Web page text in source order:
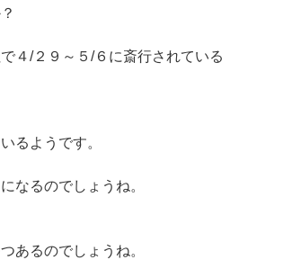
４/２９～５/６に斎行されている
るようです。
なるのでしょうね。
あるのでしょうね。